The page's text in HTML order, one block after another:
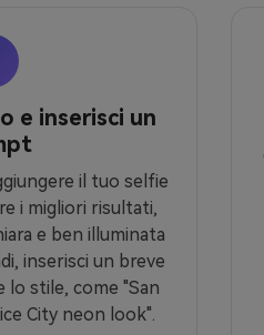
e inserisci un
il tuo selfie
i migliori risultati,
e ben illuminata
inserisci un breve
lo stile, come "San
City neon look".